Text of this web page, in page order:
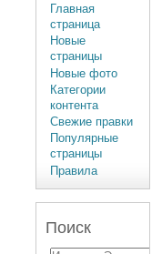
Главная
страница
Новые
страницы
Новые фото
Категории
контента
Свежие правки
Популярные
страницы
Правила
Поиск